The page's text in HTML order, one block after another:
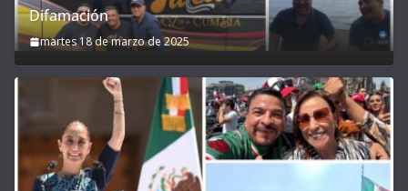
Difamación
martes 18 de marzo de 2025